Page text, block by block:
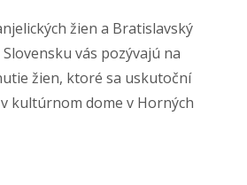
žien a Bratislavský
vás pozývajú na
žien, ktoré sa uskutoční
v kultúrnom dome v Horných